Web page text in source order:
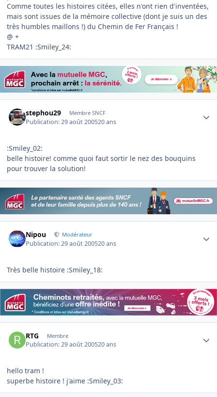
Comme toutes les histoires citées, elles n'ont rien d'inventées,
mais sont issues de la mémoire collective (dont je suis un des
très humbles maillons !) du Chemin de Fer Français !
@ +
TRAM21 :Smiley_24:
stephou29 Membre SNCF
Publication:29 août 200520 ans
:Smiley_02:
belle histoire! comme quoi faut sortir le nez des bouquins
pour trouver la solution!
Nipou Modérateur
Publication:29 août 200520 ans
Très belle histoire :Smiley_18:
RTG Membre
Publication:29 août 200520 ans
hello tram !
superbe histoire ! j'aime :Smiley_03: